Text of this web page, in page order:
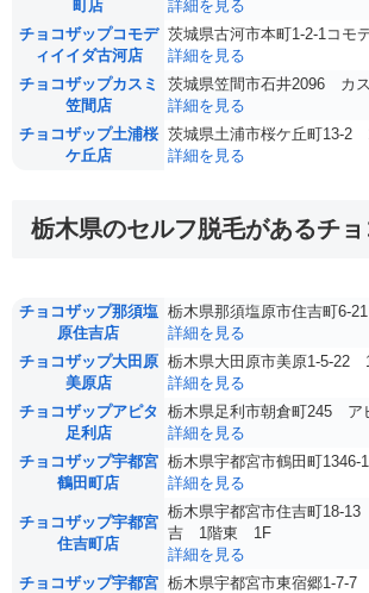
町店
詳細を見る
チョコザップコモデ
ィイイダ古河店
茨城県古河市本町1-2-1コ
詳細を見る
チョコザップカスミ
笠間店
茨城県笠間市石井2096 カ
詳細を見る
チョコザップ土浦桜
ケ丘店
茨城県土浦市桜ケ丘町13-2
詳細を見る
栃木県のセルフ脱毛があるチ
チョコザップ那須塩
原住吉店
栃木県那須塩原市住吉町6-
詳細を見る
チョコザップ大田原
美原店
栃木県大田原市美原1-5-22
詳細を見る
チョコザップアピタ
足利店
栃木県足利市朝倉町245
詳細を見る
チョコザップ宇都宮
鶴田町店
栃木県宇都宮市鶴田町
詳細を見る
チョコザップ宇都宮
住吉町店
栃木県宇都宮市住吉町18-
吉 1階東 1F
詳細を見る
チョコザップ宇都宮 栃木県宇都宮市東宿郷1-7-